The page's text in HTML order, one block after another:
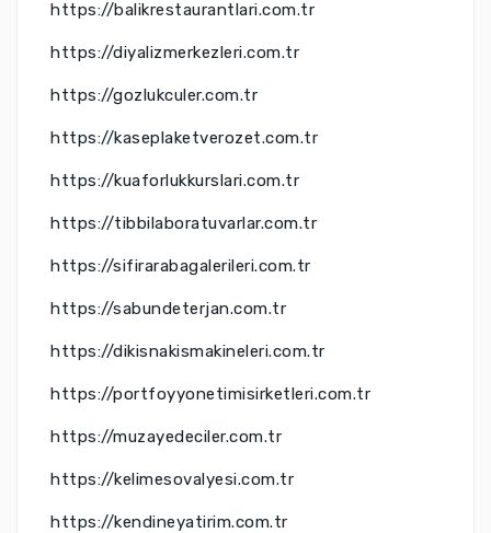
https://balikrestaurantlari.com.tr
https://diyalizmerkezleri.com.tr
https://gozlukculer.com.tr
https://kaseplaketverozet.com.tr
https://kuaforlukkurslari.com.tr
https://tibbilaboratuvarlar.com.tr
https://sifirarabagalerileri.com.tr
https://sabundeterjan.com.tr
https://dikisnakismakineleri.com.tr
https://portfoyyonetimisirketleri.com.tr
https://muzayedeciler.com.tr
https://kelimesovalyesi.com.tr
https://kendineyatirim.com.tr